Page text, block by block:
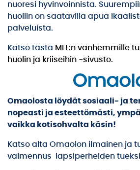
nuoresi hyvinvoinnista.
huoliin on saatavilla apua
palveluista.
Katso tästä MLL:n vanhemmille
huolin ja kriiseihin -sivusto.
Omaolosta löydät sosiaali- ja
nopeasti ja esteettömästi,
vaikka kotisohvalta käsin!
Katso alta Omaolon ilmainen ja
valmennus lapsiperheiden